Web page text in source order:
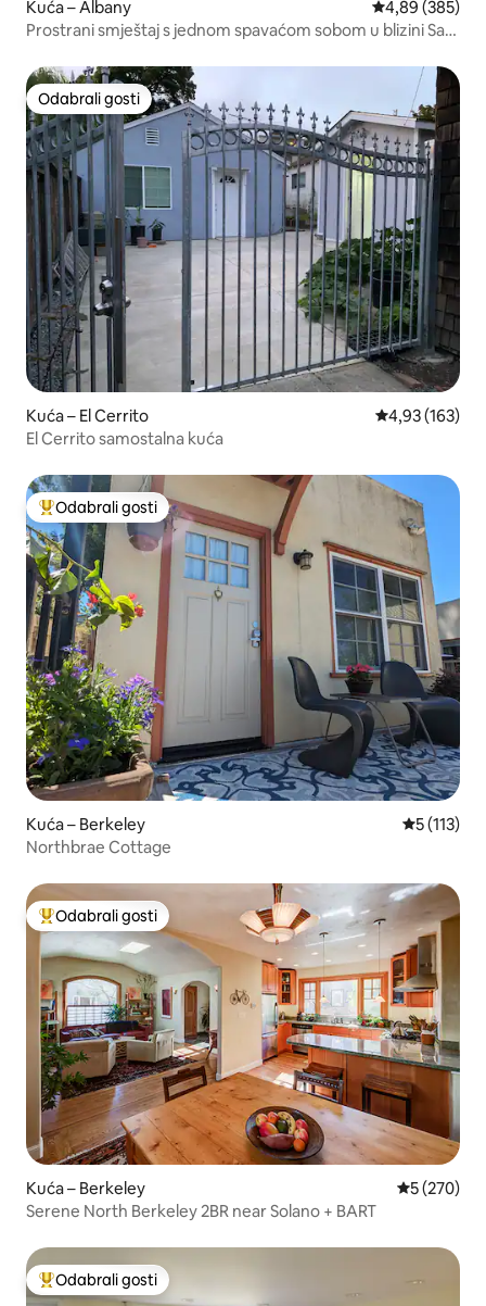
Kuća – Albany Prosječna
4,89 (385)
Prostrani smještaj s jednom spavaćom sobom u blizini San
Odabrali gosti
Odabrali gosti
Kuća – El Cerrito Prosječna
4,93 (163)
El Cerrito samostalna kuća
Među najviše rangiranima s oznakom „Odabrali gosti”
Odabrali gosti
Kuća – Berkeley Prosječna
5 (113)
Northbrae Cottage
Među najviše rangiranima s oznakom „Odabrali gosti”
Odabrali gosti
Kuća – Berkeley Prosječna
5 (270)
Serene North Berkeley 2BR near Solano + BART
Među najviše rangiranima s oznakom „Odabrali gosti”
Odabrali gosti